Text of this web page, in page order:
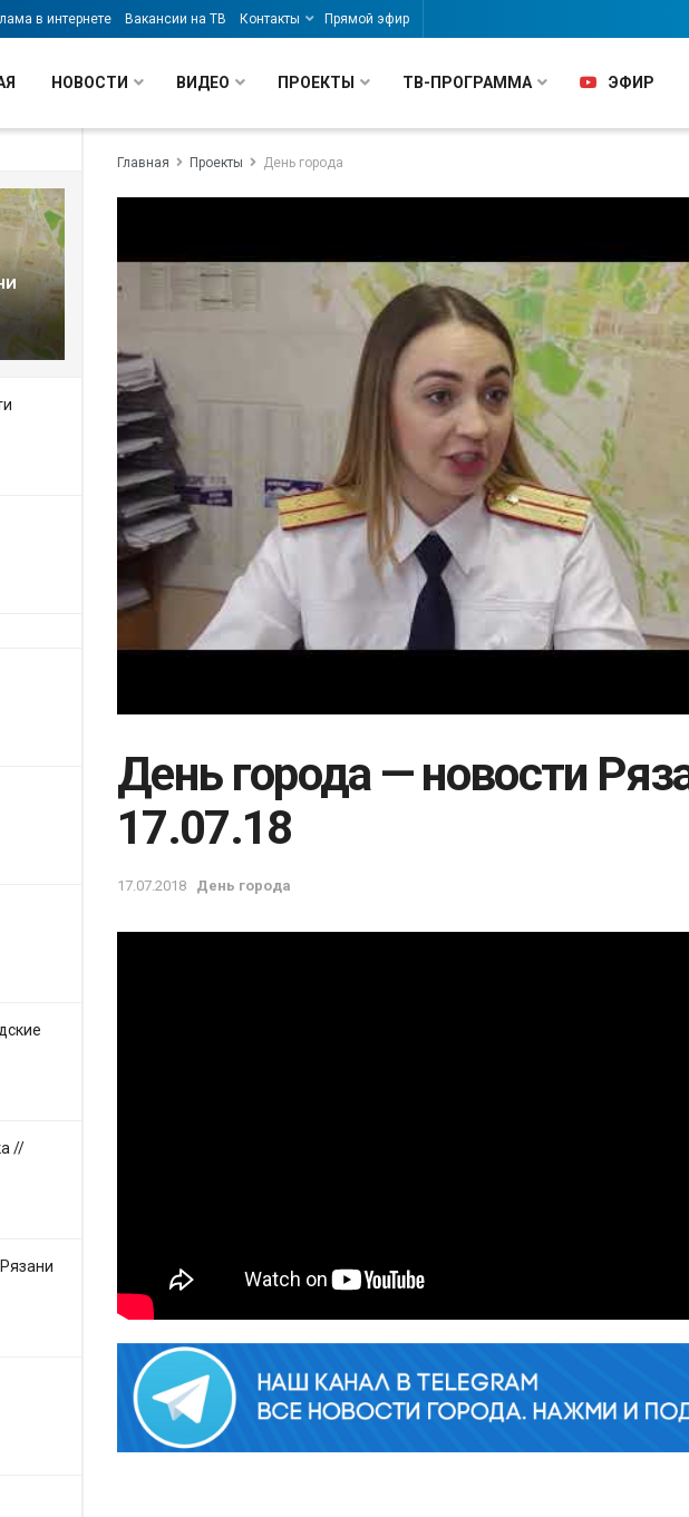
//
в интернете Вакансии на ТВ Контакты Прямой эфир
НОВОСТИ ВИДЕО ПРОЕКТЫ ТВ-ПРОГРАММА ЭФИР
Главная Проекты День города
День города — новости
17.07.18
17.07.2018 День города